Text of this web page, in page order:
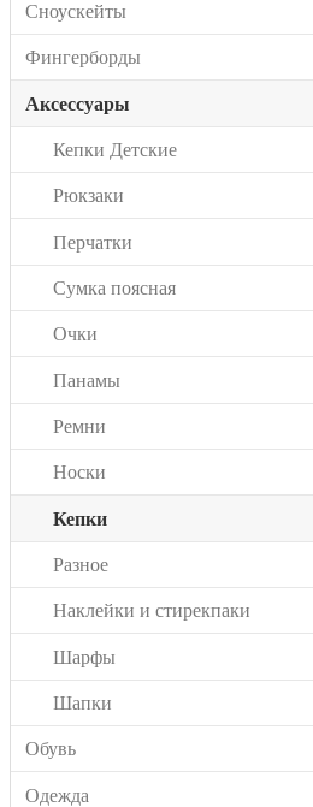
Сноускейты
Фингерборды
Аксессуары
Кепки Детские
Рюкзаки
Перчатки
Сумка поясная
Очки
Панамы
Ремни
Носки
Кепки
Разное
Наклейки и стирекпаки
Шарфы
Шапки
Обувь
Одежда